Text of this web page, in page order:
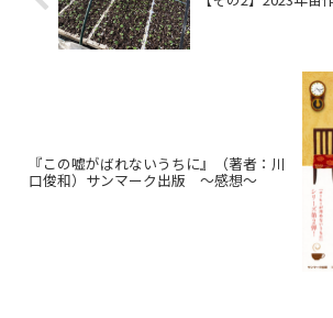
『この嘘がばれないうちに』（著者：川
口俊和）サンマーク出版 ～感想～